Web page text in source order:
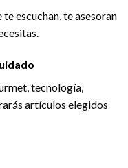
escuchan, te asesoran
tecnología,
artículos elegidos